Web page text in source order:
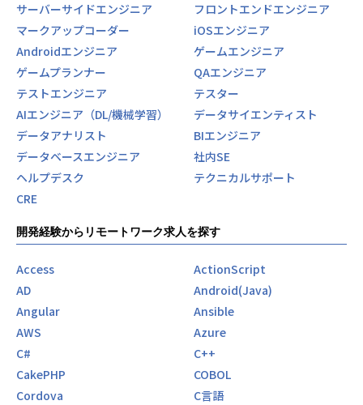
サーバーサイドエンジニア
フロントエンドエンジニア
マークアップコーダー
iOSエンジニア
Androidエンジニア
ゲームエンジニア
ゲームプランナー
QAエンジニア
テストエンジニア
テスター
AIエンジニア（DL/機械学習）
データサイエンティスト
データアナリスト
BIエンジニア
データベースエンジニア
社内SE
ヘルプデスク
テクニカルサポート
CRE
開発経験からリモートワーク求人を探す
Access
ActionScript
AD
Android(Java)
Angular
Ansible
AWS
Azure
C#
C++
CakePHP
COBOL
Cordova
C言語